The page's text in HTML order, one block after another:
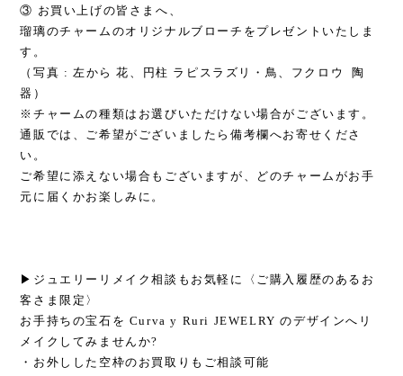
③ お買い上げの皆さまへ、
瑠璃のチャームのオリジナルブローチをプレゼントいたしま
す。
（写真 : 左から 花、円柱 ラピスラズリ・鳥、フクロウ 陶
器）
※チャームの種類はお選びいただけない場合がございます。
通販では、ご希望がございましたら備考欄へお寄せくださ
い。
ご希望に添えない場合もございますが、どのチャームがお手
元に届くかお楽しみに。
▶ジュエリーリメイク相談もお気軽に〈ご購入履歴のあるお
客さま限定〉
お手持ちの宝石を Curva y Ruri JEWELRY のデザインへリ
メイクしてみませんか?
・お外しした空枠のお買取りもご相談可能